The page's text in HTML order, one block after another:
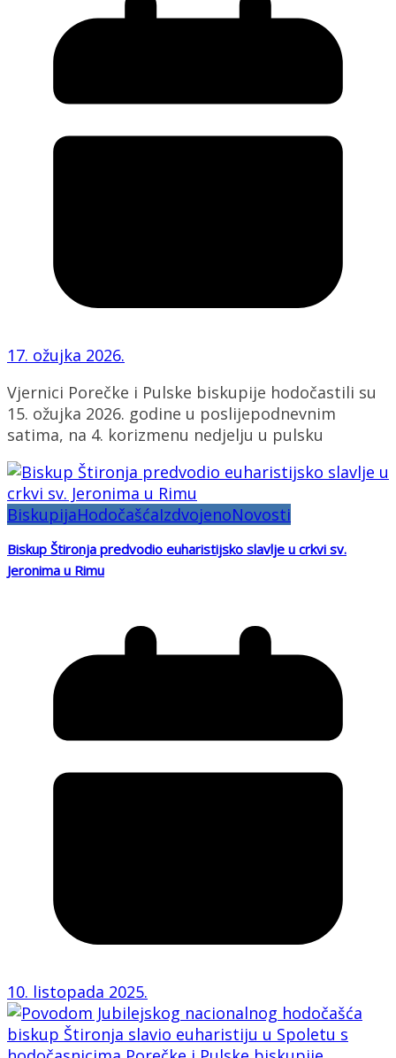
17. ožujka 2026.
Vjernici Porečke i Pulske biskupije hodočastili su
15. ožujka 2026. godine u poslijepodnevnim
satima, na 4. korizmenu nedjelju u pulsku
BiskupijaHodočašćaIzdvojenoNovosti
Biskup Štironja predvodio euharistijsko slavlje u crkvi sv.
Jeronima u Rimu
10. listopada 2025.